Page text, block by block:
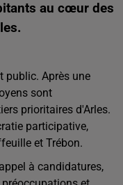
au cœur des
public. Après une
sont
prioritaires d'Arles.
participative,
et Trébon.
à candidatures,